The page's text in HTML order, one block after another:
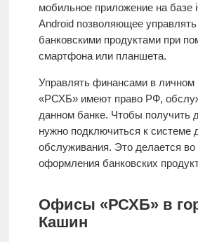
мобильное приложение на базе
Android позволяющее
банковскими продуктами при
смартфона или планшета.
Управлять финансами в личном
«РСХБ» имеют право РФ,
данном банке. Чтобы получить
нужно подключиться к системе
обслуживания. Это делается во
оформления банковских
Офисы «РСХБ» в
Кашин